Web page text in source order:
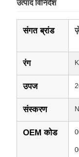
उत्पाद विनिर्देश
संगत ब्रांड
रंग
उपज
संस्करण
OEM कोड